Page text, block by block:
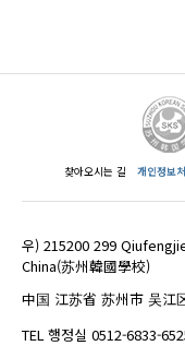
찾아오시는 길 개인정보
우) 215200 299
China(苏州韓國學校)
中国 江苏省 苏州市 吴江
TEL 행정실 0512-6833-